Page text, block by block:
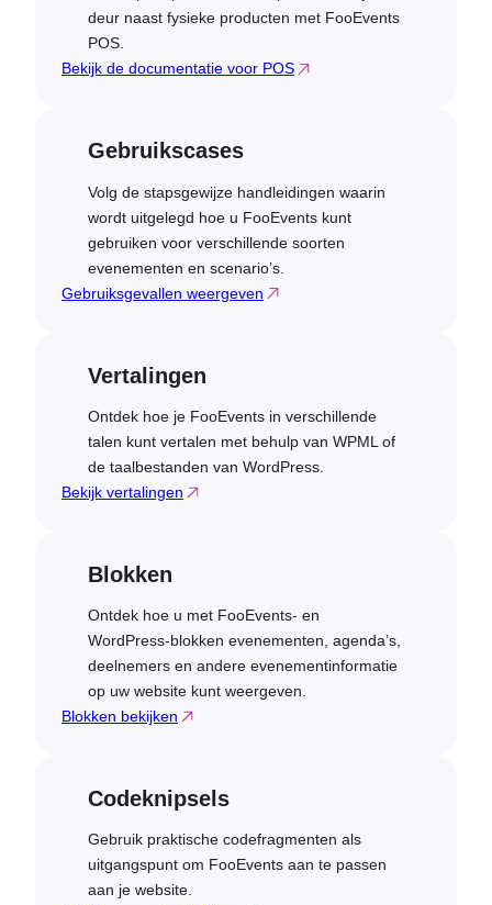
deur naast fysieke producten met FooEvents
POS.
Bekijk de documentatie voor POS
Gebruikscases
Volg de stapsgewijze handleidingen waarin
wordt uitgelegd hoe u FooEvents kunt
gebruiken voor verschillende soorten
evenementen en scenario’s.
Gebruiksgevallen weergeven
Vertalingen
Ontdek hoe je FooEvents in verschillende
talen kunt vertalen met behulp van WPML of
de taalbestanden van WordPress.
Bekijk vertalingen
Blokken
Ontdek hoe u met FooEvents- en
WordPress-blokken evenementen, agenda’s,
deelnemers en andere evenementinformatie
op uw website kunt weergeven.
Blokken bekijken
Codeknipsels
Gebruik praktische codefragmenten als
uitgangspunt om FooEvents aan te passen
aan je website.